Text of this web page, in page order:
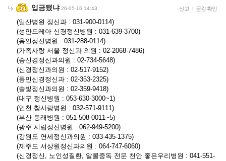
입금됐냐 26-05-16 14:43 신고 | 공감 확인
(일산병원 정신과 : 031-900-0114)
(성안드레아 신경정신병원 : 031-639-3700)
(용인정신병원 : 031-288-0114)
(가족사랑 서울 정신과 의원 : 02-2068-7486)
(송신경정신과의원 : 02-734-5648)
(신경정신과의원 : 02-517-9152)
(동민신경정신과 : 02-353-2325)
(솔빛정신과의원 : 02-359-9418)
(대구 정신병원 : 053-630-3000~1)
(인천 참사랑병원 : 032-571-9111)
(부산 동래병원 : 051-508-0011~5)
(광주 시립정신병원 : 062-949-5200)
(강원도 연세정신과의원 : 033-435-1375)
(제주도 서상원정신과의원 : 064-747-6060)
(신경정신, 노인성질환, 알콜중독 전문 천안 좋은우리병원 : 041-551-